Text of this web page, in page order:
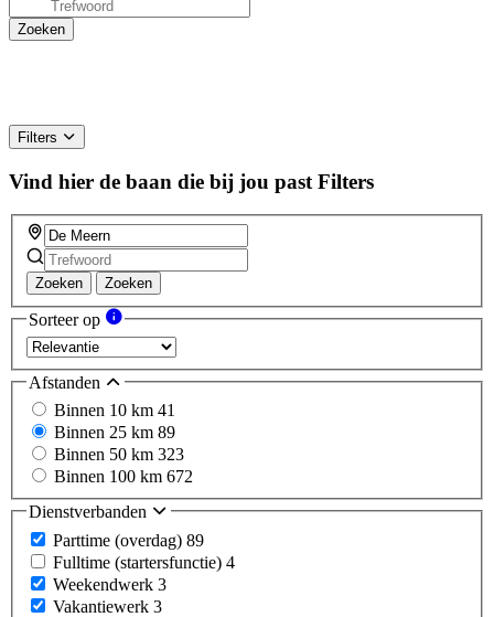
Filters
Vind hier de baan die bij jou past Filters
Zoeken Zoeken
Sorteer op
Afstanden
Binnen 10 km 41
Binnen 25 km 89
Binnen 50 km 323
Binnen 100 km 672
Dienstverbanden
Parttime (overdag) 89
Fulltime (startersfunctie) 4
Weekendwerk 3
Vakantiewerk 3